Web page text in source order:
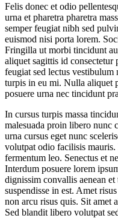
Felis donec et odio
urna et pharetra pharetra
semper feugiat nibh sed
euismod nisi porta lorem.
Fringilla ut morbi tincidunt
aliquet sagittis id
feugiat sed lectus
turpis in eu mi. Nulla aliquet
posuere urna nec tincidunt
In cursus turpis massa
malesuada proin libero nunc
urna cursus eget nunc
volutpat odio facilisis
fermentum leo. Senectus et
Interdum posuere lorem
dignissim convallis aenean
suspendisse in est. Amet
non arcu risus quis. Sit amet
Sed blandit libero volutpat